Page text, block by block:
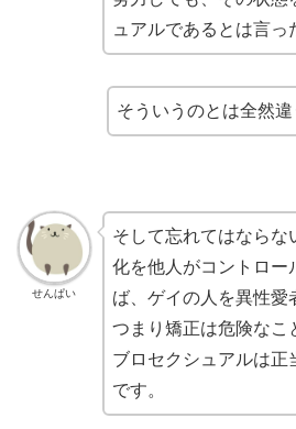
ュアルであるとは言っ
そういうのとは全然違
せんぱい
そして忘れてはならな
化を他人がコントロー
ば、ゲイの人を異性愛
つまり矯正は危険なこ
ブロセクシュアルは正
です。